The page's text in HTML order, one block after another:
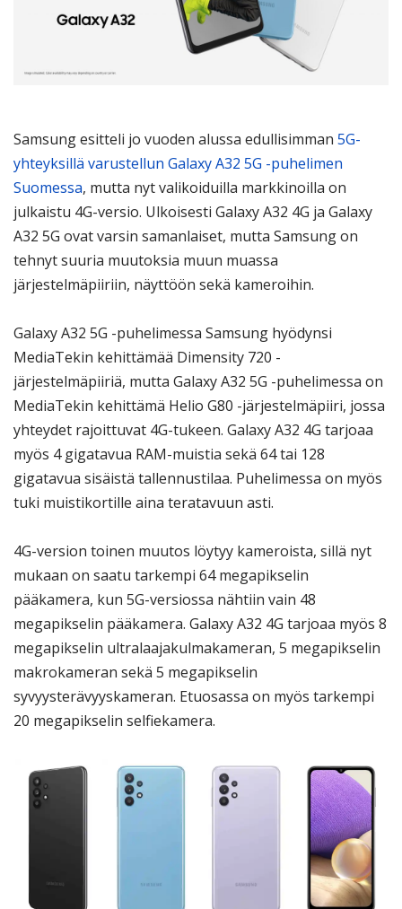
Samsung esitteli jo vuoden alussa edullisimman 5G-
yhteyksillä varustellun Galaxy A32 5G -puhelimen
Suomessa, mutta nyt valikoiduilla markkinoilla on
julkaistu 4G-versio. Ulkoisesti Galaxy A32 4G ja Galaxy
A32 5G ovat varsin samanlaiset, mutta Samsung on
tehnyt suuria muutoksia muun muassa
järjestelmäpiiriin, näyttöön sekä kameroihin.
Galaxy A32 5G -puhelimessa Samsung hyödynsi
MediaTekin kehittämää Dimensity 720 -
järjestelmäpiiriä, mutta Galaxy A32 5G -puhelimessa on
MediaTekin kehittämä Helio G80 -järjestelmäpiiri, jossa
yhteydet rajoittuvat 4G-tukeen. Galaxy A32 4G tarjoaa
myös 4 gigatavua RAM-muistia sekä 64 tai 128
gigatavua sisäistä tallennustilaa. Puhelimessa on myös
tuki muistikortille aina teratavuun asti.
4G-version toinen muutos löytyy kameroista, sillä nyt
mukaan on saatu tarkempi 64 megapikselin
pääkamera, kun 5G-versiossa nähtiin vain 48
megapikselin pääkamera. Galaxy A32 4G tarjoaa myös 8
megapikselin ultralaajakulmakameran, 5 megapikselin
makrokameran sekä 5 megapikselin
syvyysterävyyskameran. Etuosassa on myös tarkempi
20 megapikselin selfiekamera.